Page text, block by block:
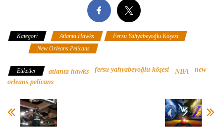
Kategori Atlanta Hawks
Fersu Yahyabeyoğlu Köşesi
New Orleans Pelicans
Etiketler atlanta hawks fersu yahyabeyoğlu köşesi NBA
new
orleans pelicans